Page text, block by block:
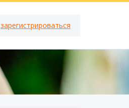
зарегистрироваться